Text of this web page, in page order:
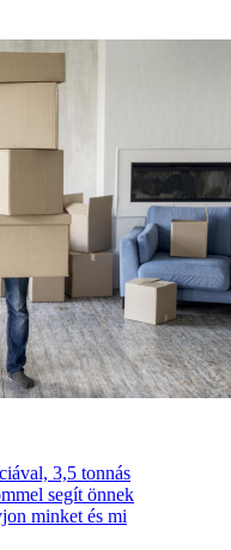
3,5 tonnás
segít önnek
minket és mi